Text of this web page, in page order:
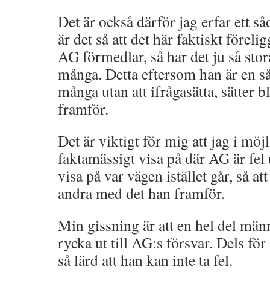
Det är också därför jag erfar ett
är det så att det här faktiskt
AG förmedlar, så har det ju så
många. Detta eftersom han är en
många utan att ifrågasätta, sätter
framför.
Det är viktigt för mig att jag i
faktamässigt visa på där AG är
visa på var vägen istället går, så
andra med det han framför.
Min gissning är att en hel del
rycka ut till AG:s försvar. Dels för
så lärd att han kan inte ta fel.